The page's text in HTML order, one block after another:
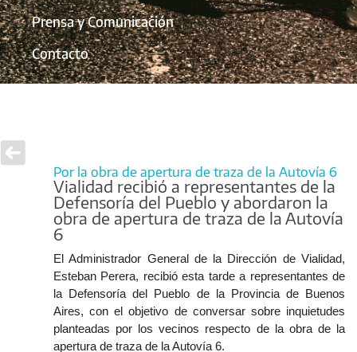
Prensa y Comunicación
Contacto
Por la obra de apertura de traza de la Autovía 6
Vialidad recibió a representantes de la
Defensoría del Pueblo y abordaron la
obra de apertura de traza de la Autovía
6
El Administrador General de la Dirección de Vialidad,
Esteban Perera, recibió esta tarde a representantes de
la Defensoría del Pueblo de la Provincia de Buenos
Aires, con el objetivo de conversar sobre inquietudes
planteadas por los vecinos respecto de la obra de la
apertura de traza de la Autovía 6.